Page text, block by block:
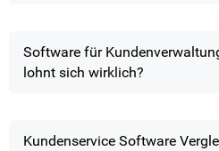
Software für
lohnt sich wirklich?
Kundenservice Software